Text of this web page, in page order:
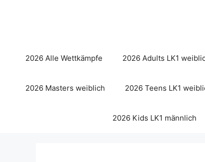
2026 Alle Wettkämpfe 2026 Adults LK1
2026 Masters weiblich 2026 Teens LK1
2026 Kids LK1 männlich